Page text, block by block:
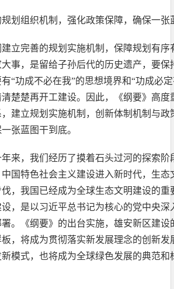
划组织机制，强化政策保障，确保一张
建立完善的规划实施机制，保障规划有
事，是留给子孙后代的历史遗产，要
“功成不必在我”的思想境界和“功成必
楚楚再开工建设。因此，《纲要》高
建立规划实施机制，创新体制机制与
张蓝图干到底。
来，我们经历了摸着石头过河的探索
国特色社会主义建设进入新时代，生
，我国已经成为全球生态文明建设的
，是以习近平总书记为核心的党中央
。《纲要》的出台实施，雄安新区建
，将成为贯彻落实新发展理念的创新
模式，也将成为全球绿色发展的典范